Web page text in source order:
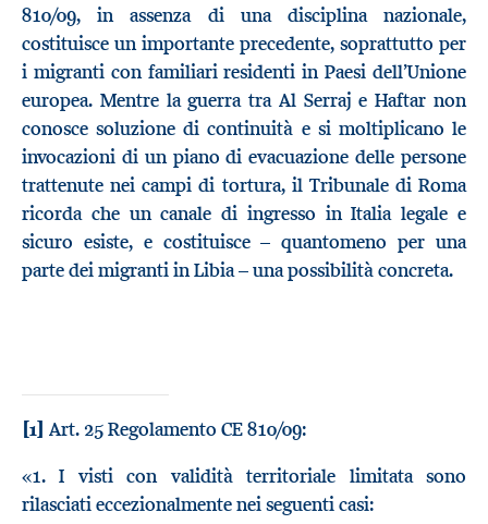
810/09, in assenza di una disciplina nazionale,
costituisce un importante precedente, soprattutto per
i migranti con familiari residenti in Paesi dell’Unione
europea. Mentre la guerra tra Al Serraj e Haftar non
conosce soluzione di continuità e si moltiplicano le
invocazioni di un piano di evacuazione delle persone
trattenute nei campi di tortura, il Tribunale di Roma
ricorda che un canale di ingresso in Italia legale e
sicuro esiste, e costituisce – quantomeno per una
parte dei migranti in Libia – una possibilità concreta.
[1] Art. 25 Regolamento CE 810/09:
«1. I visti con validità territoriale limitata sono
rilasciati eccezionalmente nei seguenti casi: